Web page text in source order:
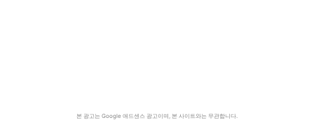
본 광고는 Google 애드센스 광고이며, 본 사이트와는 무관합니다.